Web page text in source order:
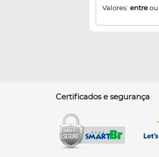
Valores: entreou
Certificados e segurança